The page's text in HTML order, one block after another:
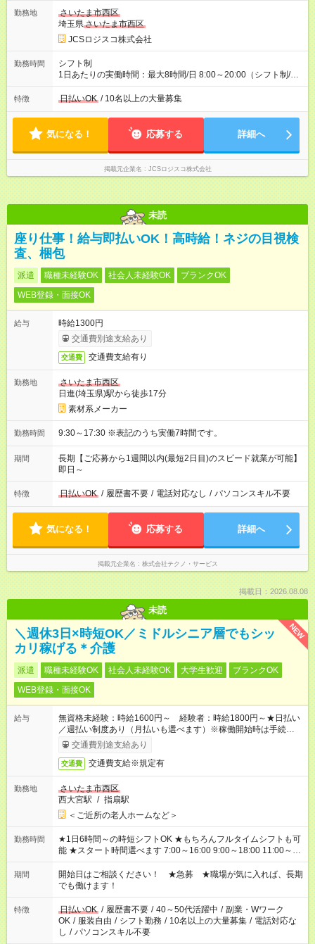
万円／週6日稼働 ・地方郊外エリア 月収40万円／週5日稼働 月
収40万円~50万円／週6日稼働 ＜モデルイメージ＞ ■月収50万
円 (27歳男性/江東区在住)※元建築関係 1日150個配達×25日勤務
(日休み) ■月収80万円(43歳男性/墨田区在住)※元営業 1日200個
勤務地
さいたま市西区
埼玉県さいたま市西区
JCSロジスコ株式会社
勤務時間
シフト制
1日あたりの実働時間：最大8時間/日 8:00～20:00（シフト制/実
働8時間） ※週5日勤務（場所次第では週4も有り） ※配達状況に
よって時間外での勤務可能性有り ※案件により多少の前後あり
特徴 日払いOK / 10名以上の大量募集
気になる！ 応募する 詳細へ
掲載元企業名 JCSロジスコ株式会社
未読
座り仕事！給与即払いOK！高時給！ネジの目視検
査、梱包
派遣 職種未経験OK 社会人未経験OK
ブランクOK
WEB登録・面接OK
給与
時給1300円
交通費別途支給あり
交通費 交通費支給有り
勤務地
さいたま市西区
日進(埼玉県)駅から徒歩17分
素材系メーカー
勤務時間 9:30～17:30 ※表記のうち実働7時間です。
期間
長期【ご応募から1週間以内(最短2日目)のスピード就業が可能】
即日～
特徴 日払いOK / 履歴書不要 / 電話対応なし / パソコンスキル不要
気になる！ 応募する 詳細へ
掲載元企業名 株式会社テクノ・サービス
掲載日：2026.08.08
未読
NEW
＼週休3日×時短OK／ミドルシニア層でもシッ
カリ稼げる＊介護
派遣 職種未経験OK 社会人未経験OK 大学生歓迎
ブランクOK
WEB登録・面接OK
給与
無資格未経験：時給1600円～ 経験者：時給1800円～★日払い
／週払い制度あり（月払いも選べます）※稼働開始時は手続き完
了次第のお支払いとなります。
交通費別途支給あり
交通費 交通費支給※規定有
勤務地
さいたま市西区
西大宮駅 / 指扇駅
＜ご近所の老人ホームなど＞
勤務時間
★1日6時間～の時短シフトOK ★もちろんフルタイムシフトも可
能 ★スタート時間選べます 7:00～16:00 9:00～18:00 11:00～
20:00 など 残業なし！ ※Wワークの場合、他のお仕事と合わせ
週40時間超の就業はご案内できません ※法令に基づき、週20時
間以上勤務は社会保険への加入対象となります ※労働者派遣法
（日雇い派遣の原則禁止）により、短時間・短期間の就業はご
案内が難しい場合があります
期間
開始日はご相談ください！ ★急募 ★職場が気に入れば、長期
でも働けます！
特徴 日払いOK / 履歴書不要 / 40～50代活躍中 / 副業・Wワーク
OK / 服装自由 / シフト勤務 / 10名以上の大量募集 / 電話対応な
し / パソコンスキル不要